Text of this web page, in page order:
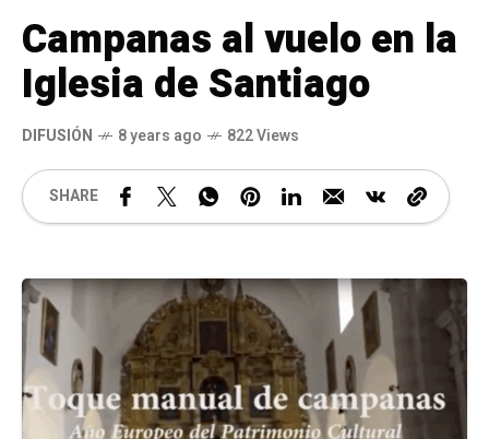
Campanas al vuelo en la
Iglesia de Santiago
DIFUSIÓN 8 years ago 822 Views
SHARE